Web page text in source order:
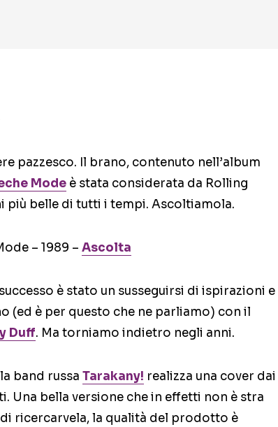
pazzesco. Il brano, contenuto nell’album
Mode è stata considerata da Rolling
più belle di tutti i tempi. Ascoltiamola.
– 1989 – Ascolta
è stato un susseguirsi di ispirazioni e
(ed è per questo che ne parliamo) con il
Duff. Ma torniamo indietro negli anni.
band russa Tarakany! realizza una cover dai
Una bella versione che in effetti non è stra
ricercarvela, la qualità del prodotto è